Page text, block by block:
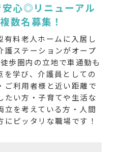
心◎リニューアル
数名募集！
料老人ホームに入居し
護ステーションがオープ
歩圏内の立地で車通勤も
を学び、介護員としての
ご利用者様と近い距離で
たい方・子育てや生活な
立を考えている方・人間
ピッタリな職場です！